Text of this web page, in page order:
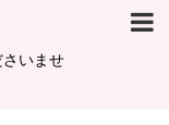
いませ